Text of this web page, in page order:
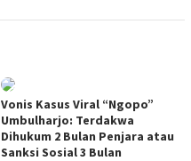
Vonis Kasus Viral “Ngopo”
Umbulharjo: Terdakwa
Dihukum 2 Bulan Penjara atau
Sanksi Sosial 3 Bulan